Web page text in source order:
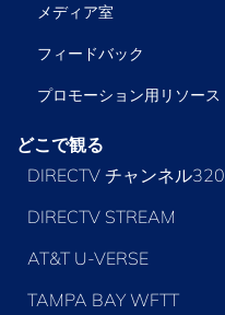
メディア室
フィードバック
プロモーション用リソース
どこで観る
DIRECTV チャンネル320
DIRECTV STREAM
AT&T U-VERSE
TAMPA BAY WFTT